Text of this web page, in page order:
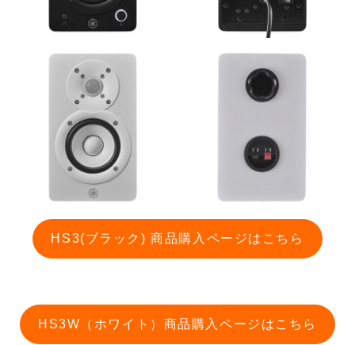
HS3(ブラック) 商品購入ページはこちら
HS3W（ホワイト）商品購入ページはこちら